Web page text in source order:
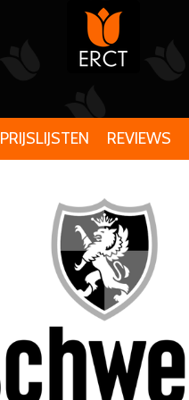
PRIJSLIJSTEN REVIEWS